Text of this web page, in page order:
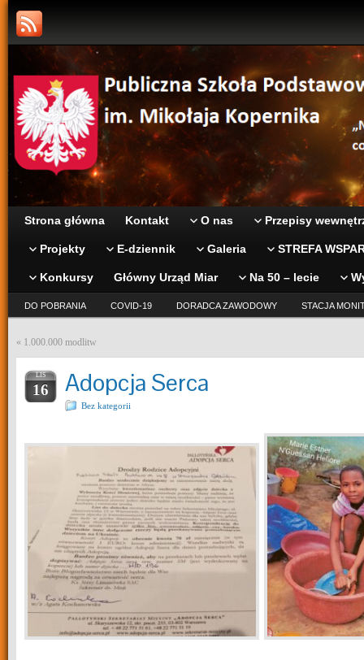
Strona główna Kontakt O nas Przepisy
Projekty E-dziennik Galeria STREFA
Konkursy Główny Urząd Miar Na 50 – lecie
DO POBRANIA COVID-19 DORADCA ZAWODOWY STACJA
« 1.000.000 modlitw
LIS
16 Adopcja Serca
Bez kategorii